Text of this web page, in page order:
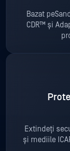
Bazat
CDR™ și
Extindeți
și mediile